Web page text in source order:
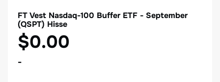
FT Vest Nasdaq-100 Buffer ETF - September
(QSPT) Hisse
$0.00
-